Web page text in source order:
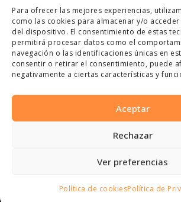
Para ofrecer las mejores experiencias,
como las cookies para almacenar y/o
del dispositivo. El consentimiento de estas
permitirá procesar datos como el
navegación o las identificaciones únicas en
consentir o retirar el consentimiento, puede
negativamente a ciertas características y
Aceptar
Rechazar
Ver preferencias
Política de cookiesPolítica de
Centros de entrenamiento